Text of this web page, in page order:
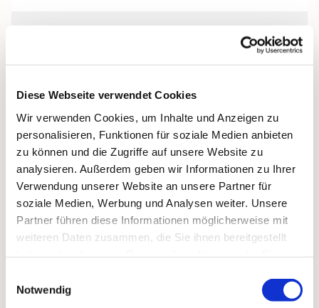
Diese Webseite verwendet Cookies
Wir verwenden Cookies, um Inhalte und Anzeigen zu
personalisieren, Funktionen für soziale Medien anbieten
zu können und die Zugriffe auf unsere Website zu
analysieren. Außerdem geben wir Informationen zu Ihrer
Verwendung unserer Website an unsere Partner für
soziale Medien, Werbung und Analysen weiter. Unsere
Partner führen diese Informationen möglicherweise mit
weiteren Daten zusammen, die Sie ihnen bereitgestellt
Notwendig
Sonntag, 16. Januar 2028, 10:00 Uhr
St. Michael, Zingst, Strandstraße 40,
18374 Zingst